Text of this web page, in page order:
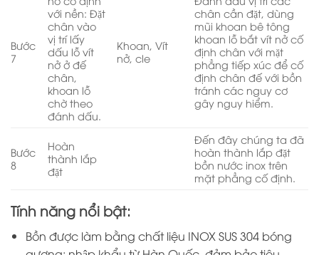
Bước
7
với nền: Đặt
chân vào
vị trí lấy
dấu lỗ vít
nở ở đế
chân,
khoan lỗ
chờ theo
đánh dấu.
Khoan, Vít
nở, cle
chân cần đặt, dùng
mũi khoan bê tông
khoan lỗ bắt vít nở cố
định chân với mặt
phẳng tiếp xúc để cố
định chân đế với bồn
tránh các nguy cơ
gây nguy hiểm.
Bước
8
Hoàn
thành lắp
đặt
Đến đây chúng ta đã
hoàn thành lắp đặt
bồn nước inox trên
mặt phẳng cố định.
Tính năng nổi bật:
Bồn được làm bằng chất liệu INOX SUS 304 bóng